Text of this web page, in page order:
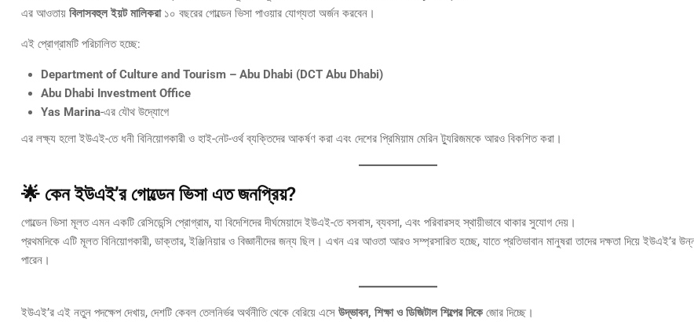
এর আওতায় বিলাসবহুল ইয়ট মালিকরা১০ বছরের গোল্ডেন ভিসা পাওয়ার যোগ্যতা অর্জন করবেন।
এই প্রোগ্রামটি পরিচালিত হচ্ছে:
Department of Culture and Tourism – Abu Dhabi (DCT Abu Dhabi)
Abu Dhabi Investment Office
Yas Marina-এর যৌথ উদ্যোগে
এর লক্ষ্য হলো ইউএই-তে ধনী বিনিয়োগকারী ও হাই-নেট-ওর্থ ব্যক্তিদের আকর্ষণ করা এবং দেশের প্রিমিয়াম মেরিন ট্যুরিজমকে আরও বিকশিত করা।
🌟 কেন ইউএই’র গোল্ডেন ভিসা এত জনপ্রিয়?
গোল্ডেন ভিসা মূলত এমন একটি রেসিডেন্সি প্রোগ্রাম, যা বিদেশিদের দীর্ঘমেয়াদে ইউএই-তে বসবাস, ব্যবসা, এবং পরিবারসহ স্থায়ীভাবে থাকার সুযোগ দেয়।
প্রথমদিকে এটি মূলত বিনিয়োগকারী, ডাক্তার, ইঞ্জিনিয়ার ও বিজ্ঞানীদের জন্য ছিল। এখন এর আওতা আরও সম্প্রসারিত হচ্ছে, যাতে প্রতিভাবান মানুষরা তাদের দক্ষতা দিয়ে ইউএই’র
পারেন।
ইউএই’র এই নতুন পদক্ষেপ দেখায়, দেশটি কেবল তেলনির্ভর অর্থনীতি থেকে বেরিয়ে এসে উদ্ভাবন, শিক্ষা ও ডিজিটাল শিল্পের দিকেজোর দিচ্ছে।